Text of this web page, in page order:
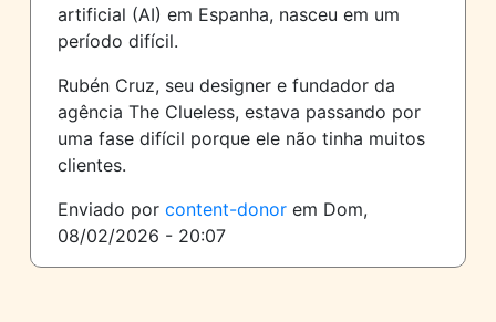
artificial (AI) em Espanha, nasceu em um
período difícil.
Rubén Cruz, seu designer e fundador da
agência The Clueless, estava passando por
uma fase difícil porque ele não tinha muitos
clientes.
Enviado por content-donor em Dom,
08/02/2026 - 20:07